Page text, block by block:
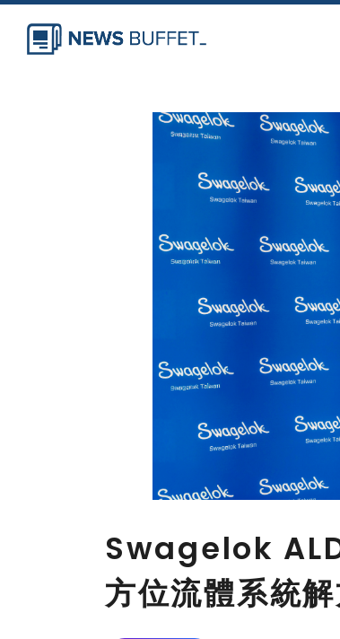
Swagelok
方位流體系統